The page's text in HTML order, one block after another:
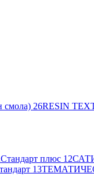
смола) 26RESIN
плюс 12
13